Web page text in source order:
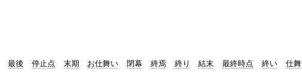
最後 停止点 末期 お仕舞い 閉幕 終焉 終り 結末 最終時点 終い
仕舞